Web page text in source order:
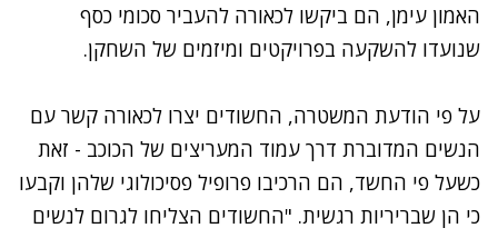
האמון עימן, הם ביקשו לכאורה להעביר סכומי כסף
שנועדו להשקעה בפרויקטים ומיזמים של השחקן.
על פי הודעת המשטרה, החשודים יצרו לכאורה קשר עם
הנשים המדוברת דרך עמוד המעריצים של הכוכב - זאת
כשעל פי החשד, הם הרכיבו פרופיל פסיכולוגי שלהן וקבעו
כי הן שבריריות רגשית. "החשודים הצליחו לגרום לנשים